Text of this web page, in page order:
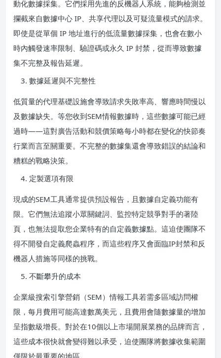
動化數據採集。它們採用先進的反機器人系統，能夠檢測並
攔截來自數據中心 IP、共享代理以及可疑流量模式的請求。
即使是從單個 IP 地址進行的低流量數據採集，也會在數小
時內觸發速率限制、驗證碼或永久 IP 封禁，從而導致數據
集不完整及報告延遲。
數據延遲與不完整性
低質量的代理基礎設施會導致請求失敗率高、響應時間慢以
及數據缺失。等您收到SEM情報數據時，這些數據可能已經
過時——這對廣告活動和競價策略每小時都在變化的快節奏
行業而言至關重要。不完整的數據集還會導致錯誤的結論和
糟糕的戰略決策。
定製選項有限
現成的SEM工具通常提供預設報告，且數據自定義功能有
限。它們無法追蹤小眾關鍵詞、監控特定競爭對手的著陸
頁，也無法提取您企業特有的自定義數據點。這迫使團隊不
得不開發自定義爬蟲程序，而這些程序又會面臨IP封禁和反
機器人措施等同樣的挑戰。
不斷攀升的成本
企業級搜索引擎營銷（SEM）情報工具若需多區域訪問權
限，每月費用可能高達數萬美元，且費用會隨數據量的增加
呈指數級增長。對於在10個以上市場開展業務的品牌而言，
這些成本很快就會變得難以承受，迫使團隊將數據收集範圍